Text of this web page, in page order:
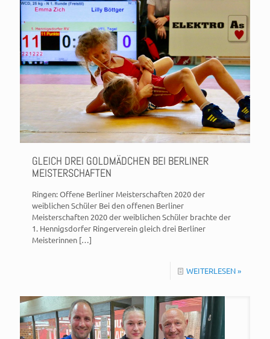
GLEICH DREI GOLDMÄDCHEN BEI BERLINER
MEISTERSCHAFTEN
Ringen: Offene Berliner Meisterschaften 2020 der
weiblichen Schüler Bei den offenen Berliner
Meisterschaften 2020 der weiblichen Schüler brachte der
1. Hennigsdorfer Ringerverein gleich drei Berliner
Meisterinnen […]
WEITERLESEN »